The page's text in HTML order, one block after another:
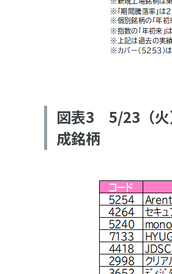
図表3 5/23（火
成銘柄